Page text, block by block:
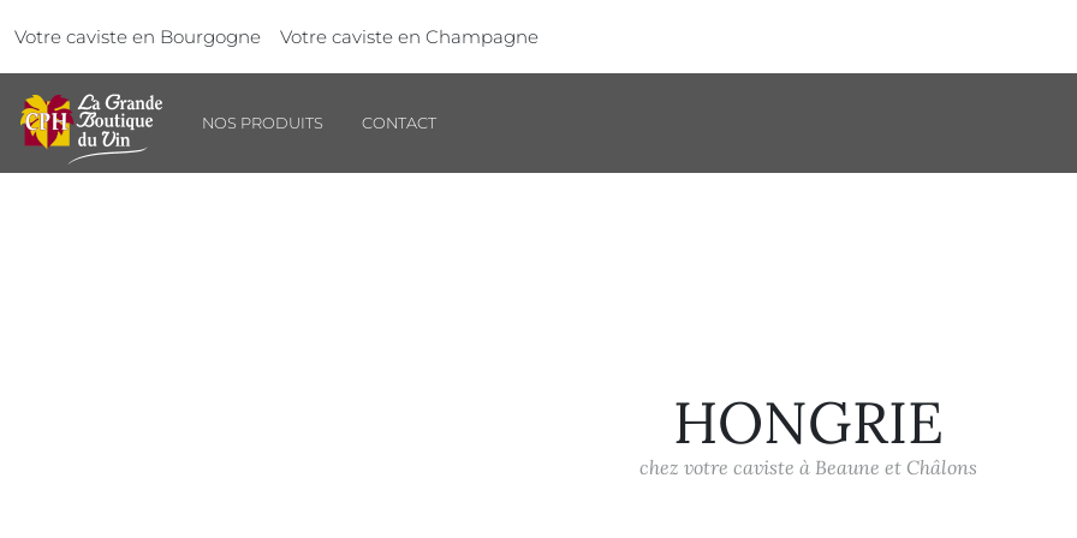
Votre caviste en Bourgogne
Votre caviste en Champagne
NOS PRODUITS CONTACT
HONGRIE
chez votre caviste à Beaune et Châlons